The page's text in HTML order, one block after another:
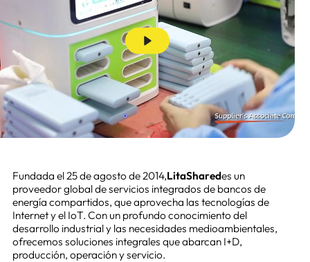
Fundada el 25 de agosto de 2014,LitaSharedes un
proveedor global de servicios integrados de bancos de
energía compartidos, que aprovecha las tecnologías de
Internet y el IoT. Con un profundo conocimiento del
desarrollo industrial y las necesidades medioambientales,
ofrecemos soluciones integrales que abarcan I+D,
producción, operación y servicio.